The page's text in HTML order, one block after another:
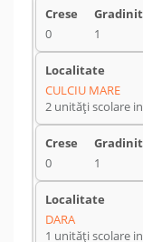
0 1
CULCIU MARE
2 unități scolare
0 1
DARA
1 unități scolare